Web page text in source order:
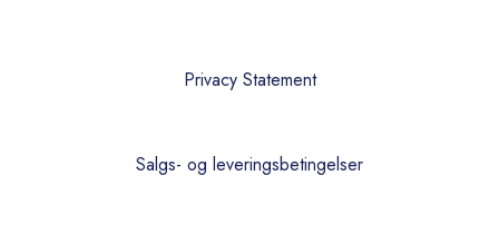
Privacy Statement
Salgs- og leveringsbetingelser